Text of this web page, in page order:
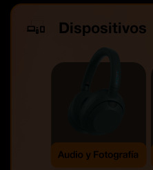
Dispositivos